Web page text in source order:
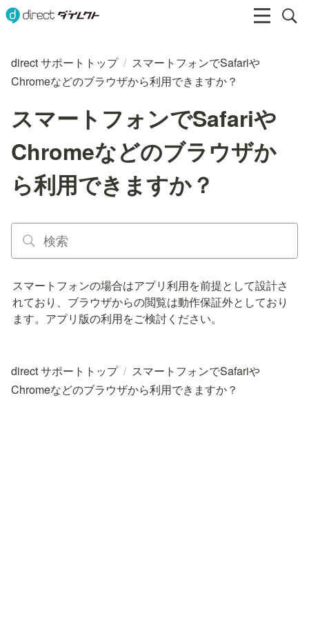
direct サポートトップ / スマートフォンでSafariや
Chromeなどのブラウザから利用できますか？
スマートフォンでSafariや
Chromeなどのブラウザか
ら利用できますか？
スマートフォンの場合はアプリ利用を前提として設計さ
れており、ブラウザからの閲覧は動作保証外としており
ます。アプリ版の利用をご検討ください。
direct サポートトップ / スマートフォンでSafariや
Chromeなどのブラウザから利用できますか？